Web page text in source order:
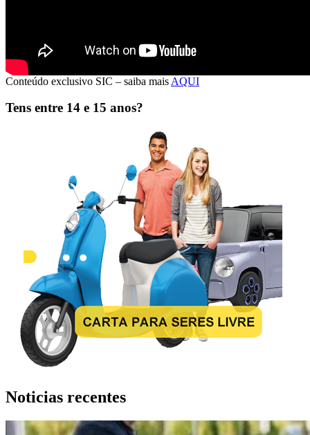
Conteúdo exclusivo SIC – saiba mais AQUI
Tens entre 14 e 15 anos?
Noticias recentes